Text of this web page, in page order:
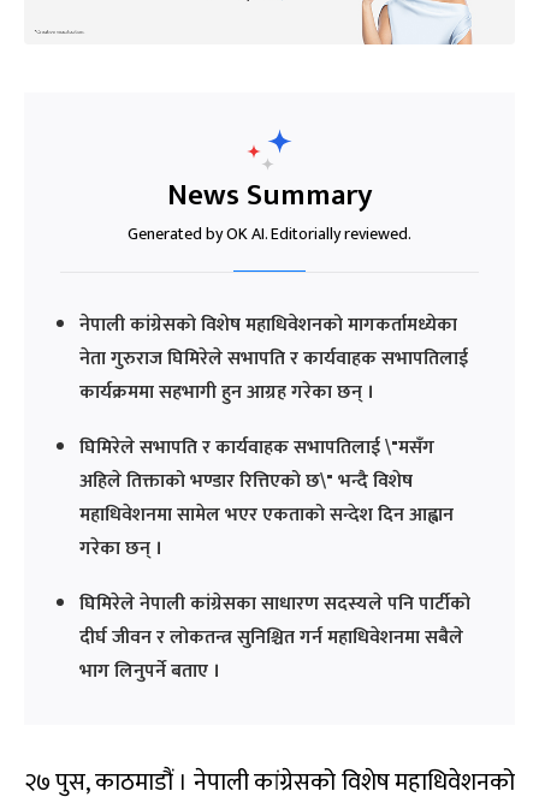
News Summary
Generated by OK AI. Editorially reviewed.
नेपाली कांग्रेसको विशेष महाधिवेशनको मागकर्तामध्येका
नेता गुरुराज घिमिरेले सभापति र कार्यवाहक सभापतिलाई
कार्यक्रममा सहभागी हुन आग्रह गरेका छन् ।
घिमिरेले सभापति र कार्यवाहक सभापतिलाई \"मसँग
अहिले तिक्ताको भण्डार रित्तिएको छ\" भन्दै विशेष
महाधिवेशनमा सामेल भएर एकताको सन्देश दिन आह्वान
गरेका छन् ।
घिमिरेले नेपाली कांग्रेसका साधारण सदस्यले पनि पार्टीको
दीर्घ जीवन र लोकतन्त्र सुनिश्चित गर्न महाधिवेशनमा सबैले
भाग लिनुपर्ने बताए ।
२७ पुस, काठमाडौं । नेपाली कांग्रेसको विशेष महाधिवेशनको